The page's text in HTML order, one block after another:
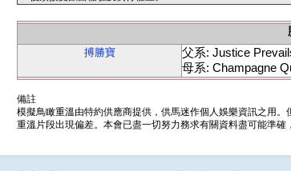
搏勝寶
父系: Justice
母系: Champagne
備註
模擬鳥瞰重溫由特約供應商提供，供馬迷作個人娛樂資訊之用
重溫片段出現偏差。本會已盡一切努力務求有關資料盡可能準